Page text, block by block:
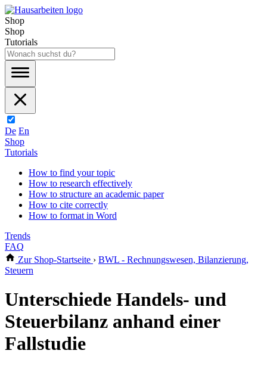
Shop
Shop
Tutorials
De En
Shop
Tutorials
How to find your topic
How to research effectively
How to structure an academic paper
How to cite correctly
How to format in Word
Trends
FAQ
Zur Shop-Startseite › BWL - Rechnungswesen, Bilanzierung,
Steuern
Unterschiede Handels- und
Steuerbilanz anhand einer
Fallstudie